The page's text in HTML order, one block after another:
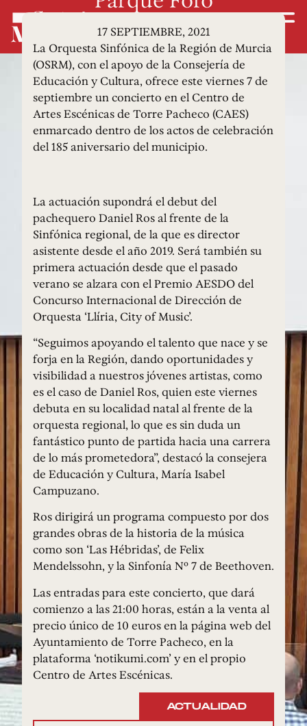
17 SEPTIEMBRE, 2021
La Orquesta Sinfónica de la Región de Murcia
(OSRM), con el apoyo de la Consejería de
Educación y Cultura, ofrece este viernes 7 de
septiembre un concierto en el Centro de
Artes Escénicas de Torre Pacheco (CAES)
enmarcado dentro de los actos de celebración
del 185 aniversario del municipio.
La actuación supondrá el debut del
pachequero Daniel Ros al frente de la
Sinfónica regional, de la que es director
asistente desde el año 2019. Será también su
primera actuación desde que el pasado
verano se alzara con el Premio AESDO del
Concurso Internacional de Dirección de
Orquesta ‘Llíria, City of Music’.
“Seguimos apoyando el talento que nace y se
forja en la Región, dando oportunidades y
visibilidad a nuestros jóvenes artistas, como
es el caso de Daniel Ros, quien este viernes
debuta en su localidad natal al frente de la
orquesta regional, lo que es sin duda un
fantástico punto de partida hacia una carrera
de lo más prometedora”, destacó la consejera
de Educación y Cultura, María Isabel
Campuzano.
Ros dirigirá un programa compuesto por dos
grandes obras de la historia de la música
como son ‘Las Hébridas’, de Felix
Mendelssohn, y la Sinfonía Nº 7 de Beethoven.
Las entradas para este concierto, que dará
comienzo a las 21:00 horas, están a la venta al
precio único de 10 euros en la página web del
Ayuntamiento de Torre Pacheco, en la
plataforma ‘notikumi.com’ y en el propio
Centro de Artes Escénicas.
ACTUALIDAD